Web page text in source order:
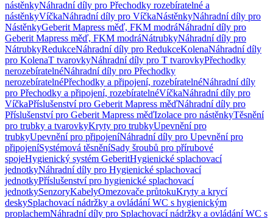
nástěnkyNáhradní díly pro Přechodky rozebíratelné a
nástěnkyVíčkaNáhradní díly pro VíčkaNástěnkyNáhradní díly pro
NástěnkyGeberit Mapress měď, FKM modráNáhradní díly pro
Geberit Mapress měď, FKM modráNátrubkyNáhradní díly pro
NátrubkyRedukceNáhradní díly pro RedukceKolenaNáhradní díly
pro KolenaT tvarovkyNáhradní díly pro T tvarovkyPřechodky
nerozebíratelnéNáhradní díly pro Přechodky
nerozebíratelnéPřechodky a připojení, rozebíratelnéNáhradní díly
pro Přechodky a připojení, rozebíratelnéVíčkaNáhradní díly pro
VíčkaPříslušenství pro Geberit Mapress měďNáhradní díly pro
Příslušenství pro Geberit Mapress měďIzolace pro nástěnkyTěsnění
pro trubky a tvarovkyKryty pro trubkyUpevnění pro
trubkyUpevnění pro připojeníNáhradní díly pro Upevnění pro
připojeníSystémová těsněníSady šroubů pro přírubové
spojeHygienický systém GeberitHygienické splachovací
jednotkyNáhradní díly pro Hygienické splachovací
jednotkyPříslušenství pro hygienické splachovací
jednotkySenzoryKabelyOmezovače průtokuKryty a krycí
deskySplachovací nádržky a ovládání WC s hygienickým
proplachemNáhradní díly pro Splachovací nádržky a ovládání WC s